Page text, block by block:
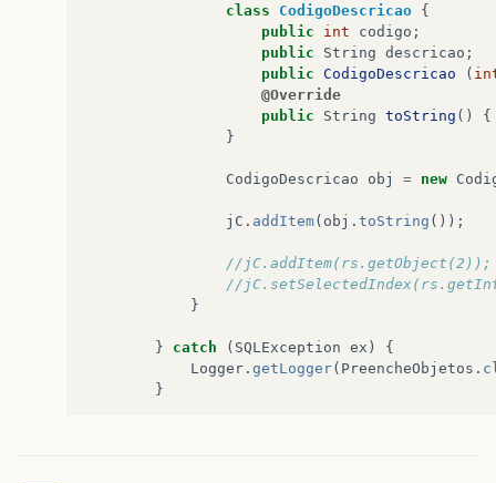
class CodigoDescricao {
public
int codigo ;
public
String descricao ;
public CodigoDescricao (
@Override
public
String toString ()
{
}
CodigoDescricao obj = new
jC . addItem( obj . toString ());
//jC.addItem(rs.getObject(2));
//
}
} catch ( SQLException ex )
{
Logger . getLogger( PreencheObjetos .
}